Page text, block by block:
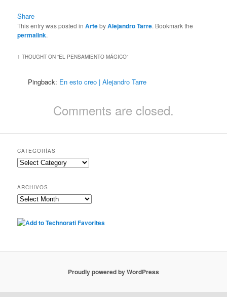
Share
This entry was posted inArtebyAlejandro Tarre. Bookmark the
permalink.
1 THOUGHT ON “EL PENSAMIENTO MÁGICO”
Pingback: En esto creo | Alejandro Tarre
Comments are closed.
CATEGORÍAS
Categorías
ARCHIVOS
Archivos
Proudly powered by WordPress